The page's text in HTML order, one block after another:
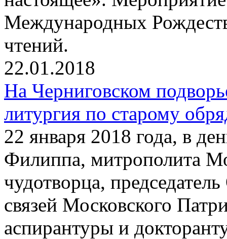
Международных
чтений.
22.01.2018
На Черниговском
литургия по старому
22 января 2018 года, в
Филиппа, митрополита
чудотворца,
связей Московского
аспирантуры и